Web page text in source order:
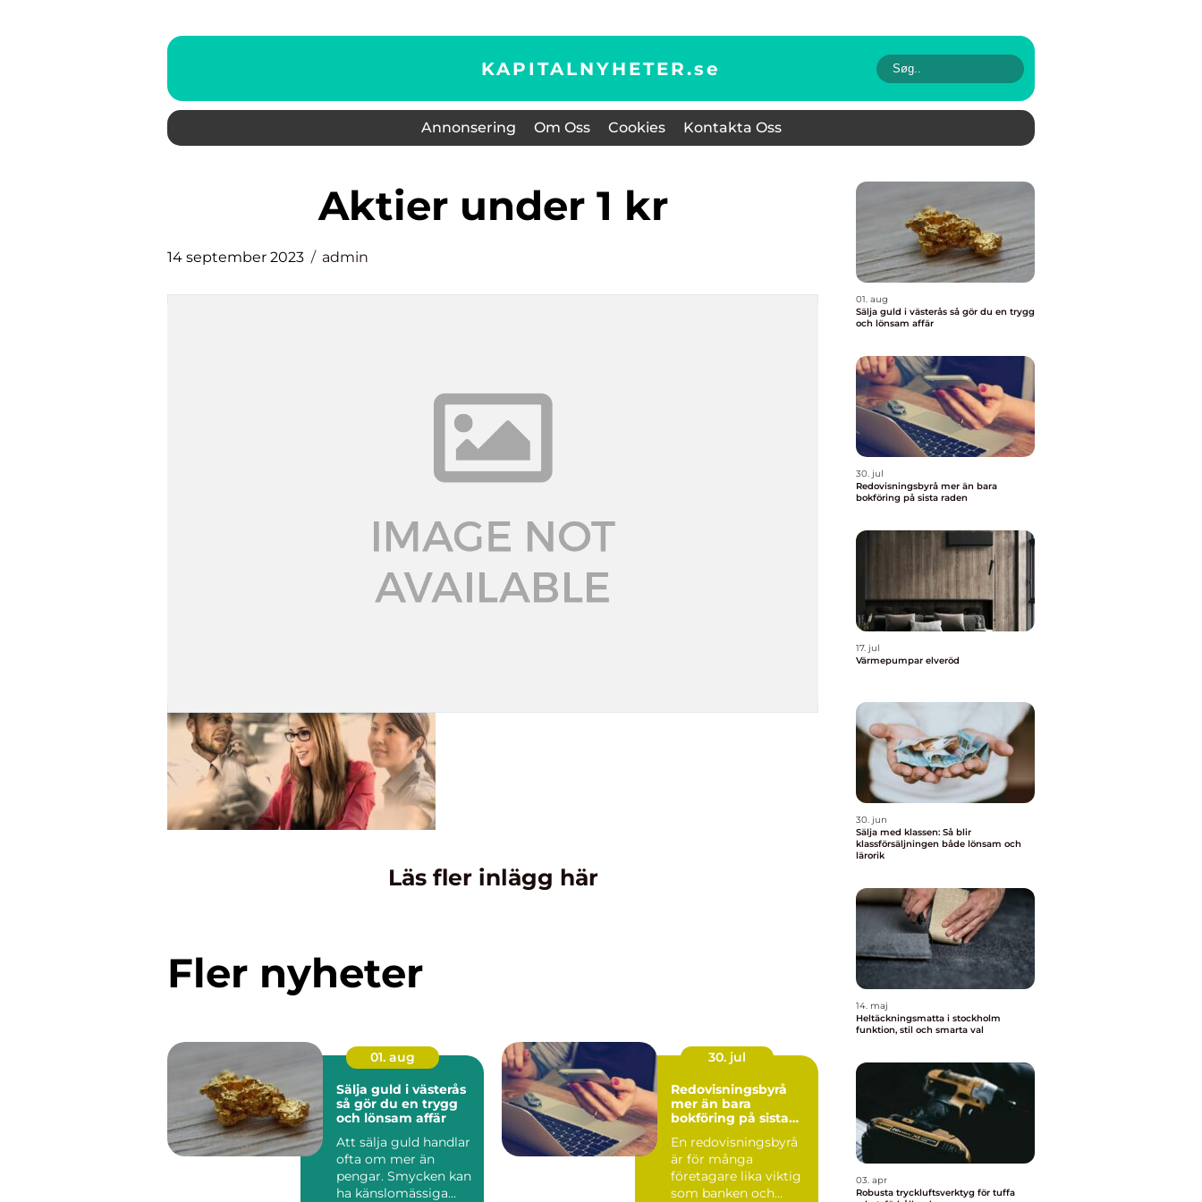
KAPITALNYHETER.se
Annonsering Om Oss Cookies Kontakta Oss
aktier under 1 kr
14 september 2023 admin
Läs fler inlägg här
Fler nyheter
01. aug
Sälja guld i västerås
så gör du en trygg
och lönsam affär
Att sälja guld handlar
ofta om mer än
pengar. Smycken kan
ha känslomässiga
30. jul
Redovisningsbyrå
mer än bara
bokföring på sista
En redovisningsbyrå
är för många
företagare lika viktig
som banken och
01. aug
Sälja guld i västerås så gör du en trygg
och lönsam affär
30. jul
Redovisningsbyrå mer än bara
bokföring på sista raden
17. jul
Värmepumpar elveröd
30. jun
Sälja med klassen: Så blir
klassförsäljningen både lönsam och
lärorik
14. maj
Heltäckningsmatta i stockholm
funktion, stil och smarta val
03. apr
Robusta tryckluftsverktyg för tuffa